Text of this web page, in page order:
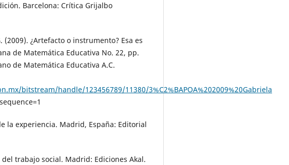
Barcelona: Crítica Grijalbo
(2009). ¿Artefacto o instrumento? Esa es
de Matemática Educativa No. 22, pp.
de Matemática Educativa A.C.
bitstream/handle/123456789/11380/3%C2%BAPOA%202009%20Gabriela
la experiencia. Madrid, España: Editorial
trabajo social. Madrid: Ediciones Akal.